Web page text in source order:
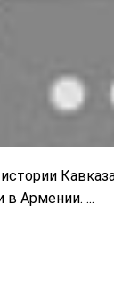
в Армении. ...